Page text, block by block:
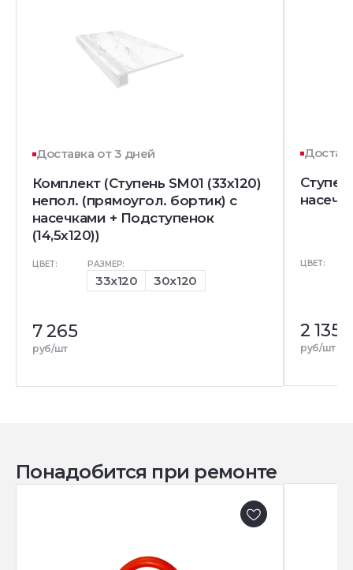
Доставка от 3 дней
Комплект (Ступень SM01 (33x120)
непол. (прямоугол. бортик) с
насечками + Подступенок
(14,5x120))
ЦВЕТ: РАЗМЕР:
33x120 30x120
7 265
руб/шт
ЦВЕТ:
2 135
руб/шт
Понадобится при ремонте